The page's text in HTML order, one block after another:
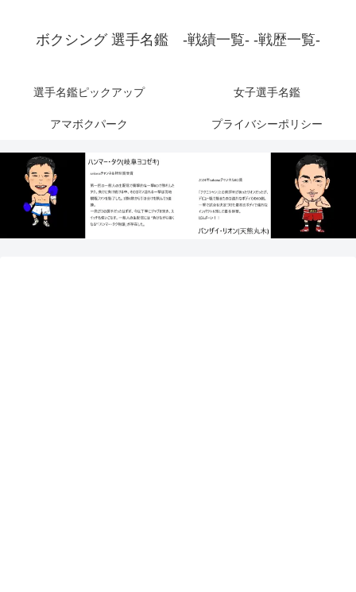
ボクシング 選手名鑑 -戦績一覧- -戦歴一覧-
選手名鑑ピックアップ 女子選手名鑑
アマボクパーク プライバシーポリシー